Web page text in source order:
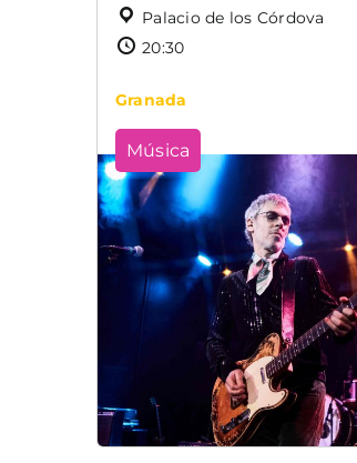
Palacio de los Córdova
20:30
Granada
Música